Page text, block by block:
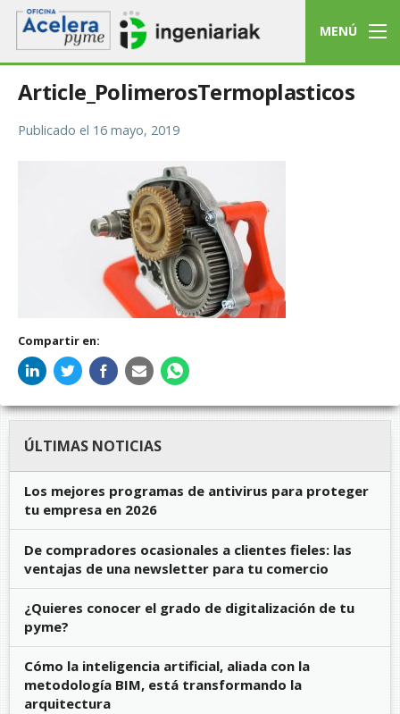
MENÚ
Article_PolimerosTermoplasticos
Publicado el 16 mayo, 2019
Compartir en:
ÚLTIMAS NOTICIAS
Los mejores programas de antivirus para proteger
tu empresa en 2026
De compradores ocasionales a clientes fieles: las
ventajas de una newsletter para tu comercio
¿Quieres conocer el grado de digitalización de tu
pyme?
Cómo la inteligencia artificial, aliada con la
metodología BIM, está transformando la
arquitectura